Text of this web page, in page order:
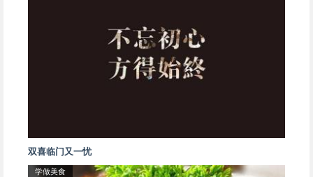
双喜临门又一忧
学做美食